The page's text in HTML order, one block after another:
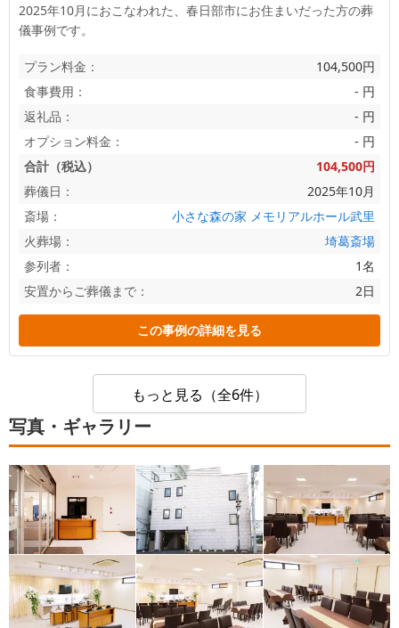
2025年10月におこなわれた、 春日部市にお住まいだった方の葬
儀事例です。
プラン料金：
104,500円
食事費用：
- 円
返礼品：
- 円
オプション料金：
- 円
合計（税込）
104,500円
葬儀日：
2025年10月
斎場：
小さな森の家 メモリアルホール武里
火葬場：
埼葛斎場
参列者：
1名
安置からご葬儀まで：
2日
この事例の詳細を見る
もっと見る（全6件）
写真・ギャラリー